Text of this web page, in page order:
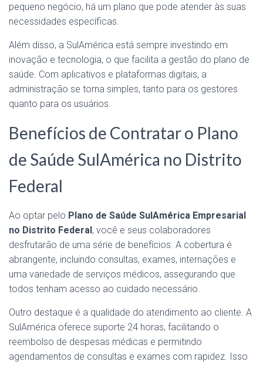
pequeno negócio, há um plano que pode atender às suas
necessidades específicas.
Além disso, a SulAmérica está sempre investindo em
inovação e tecnologia, o que facilita a gestão do plano de
saúde. Com aplicativos e plataformas digitais, a
administração se torna simples, tanto para os gestores
quanto para os usuários.
Benefícios de Contratar o Plano
de Saúde SulAmérica no Distrito
Federal
Ao optar pelo Plano de Saúde SulAmérica Empresarial
no Distrito Federal, você e seus colaboradores
desfrutarão de uma série de benefícios. A cobertura é
abrangente, incluindo consultas, exames, internações e
uma variedade de serviços médicos, assegurando que
todos tenham acesso ao cuidado necessário.
Outro destaque é a qualidade do atendimento ao cliente. A
SulAmérica oferece suporte 24 horas, facilitando o
reembolso de despesas médicas e permitindo
agendamentos de consultas e exames com rapidez. Isso